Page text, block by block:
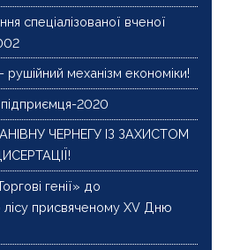
спеціалізованої вченої
механізм економіки!
2020
ЧЕРНЕГУ ІЗ ЗАХИСТОМ
генії» до
лісу присвяченому XV Дню